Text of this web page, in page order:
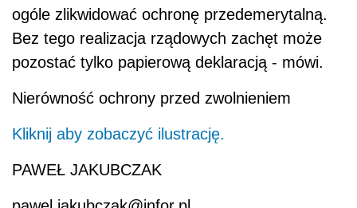
ogóle zlikwidować ochronę przedemerytalną.
Bez tego realizacja rządowych zachęt może
pozostać tylko papierową deklaracją - mówi.
Nierówność ochrony przed zwolnieniem
Kliknij aby zobaczyć ilustrację.
PAWEŁ JAKUBCZAK